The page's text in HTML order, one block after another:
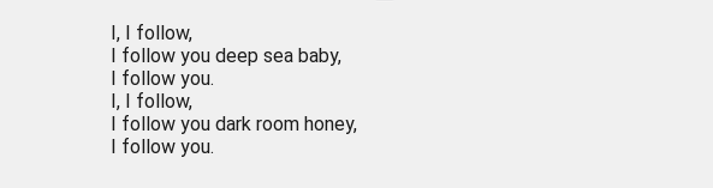
I, I follow,
I follow you deep sea baby,
I follow you.
I, I follow,
I follow you dark room honey,
I follow you.